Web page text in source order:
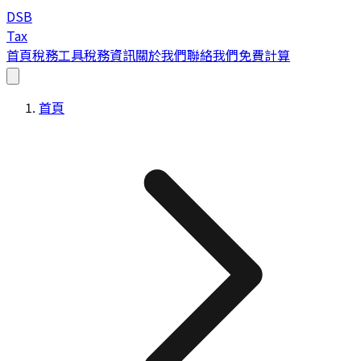
DSB
Tax
首頁稅務工具稅務資訊關於我們聯絡我們免費計算
首頁